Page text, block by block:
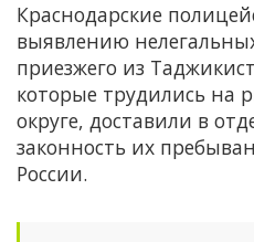
Краснодарские
выявлению
приезжего из
которые трудились на
округе, доставили в
законность их
России.